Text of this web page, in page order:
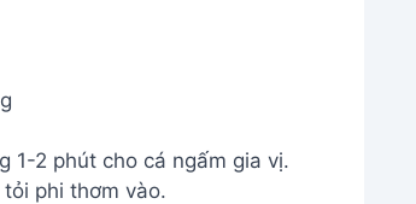
1-2 phút cho cá ngấm gia vị.
phi thơm vào.